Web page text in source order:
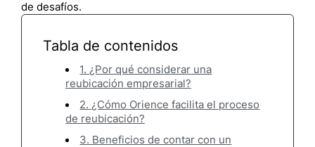
de desafíos.
Tabla de contenidos
1. ¿Por qué considerar una
reubicación empresarial?
2. ¿Cómo Orience facilita el proceso
de reubicación?
3. Beneficios de contar con un